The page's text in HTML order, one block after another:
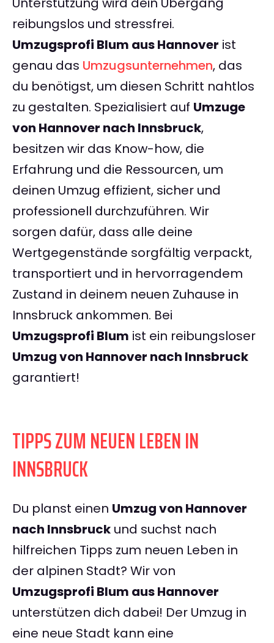
reibungslos und stressfrei.
Umzugsprofi Blum aus Hannover ist
genau das Umzugsunternehmen, das
du benötigst, um diesen Schritt nahtlos
zu gestalten. Spezialisiert auf Umzuge
von Hannover nach Innsbruck,
besitzen wir das Know-how, die
Erfahrung und die Ressourcen, um
deinen Umzug effizient, sicher und
professionell durchzuführen. Wir
sorgen dafür, dass alle deine
Wertgegenstände sorgfältig verpackt,
transportiert und in hervorragendem
Zustand in deinem neuen Zuhause in
Innsbruck ankommen. Bei
Umzugsprofi Blum ist ein reibungsloser
Umzug von Hannover nach Innsbruck
garantiert!
TIPPS ZUM NEUEN LEBEN IN
INNSBRUCK
Du planst einen Umzug von Hannover
nach Innsbruck und suchst nach
hilfreichen Tipps zum neuen Leben in
der alpinen Stadt? Wir von
Umzugsprofi Blum aus Hannover
unterstützen dich dabei! Der Umzug in
eine neue Stadt kann eine